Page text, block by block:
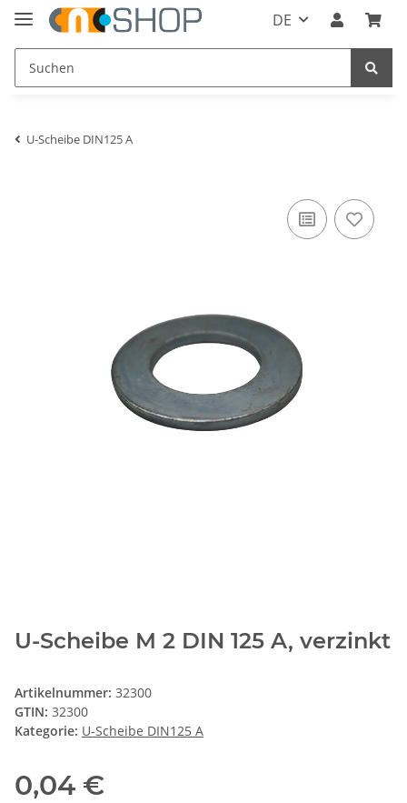
DE
U-Scheibe DIN125 A
U-Scheibe M 2 DIN 125 A, verzinkt
Artikelnummer: 32300
GTIN: 32300
Kategorie: U-Scheibe DIN125 A
0,04 €